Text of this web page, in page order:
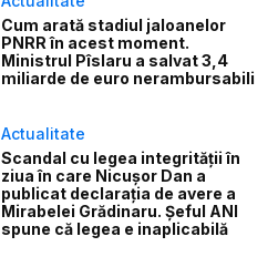
Cum arată stadiul jaloanelor
PNRR în acest moment.
Ministrul Pîslaru a salvat 3,4
miliarde de euro nerambursabili
Actualitate
Scandal cu legea integrității în
ziua în care Nicușor Dan a
publicat declarația de avere a
Mirabelei Grădinaru. Șeful ANI
spune că legea e inaplicabilă